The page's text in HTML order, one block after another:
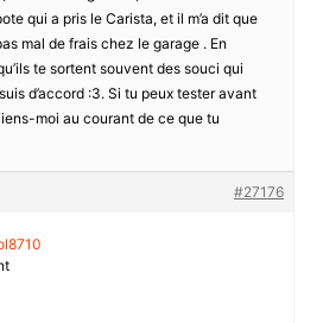
qui a pris le Carista, et il m’a dit que
mal de frais chez le garage . En
te sortent souvent des souci qui
d’accord :3. Si tu peux tester avant
moi au courant de ce que tu
#27176